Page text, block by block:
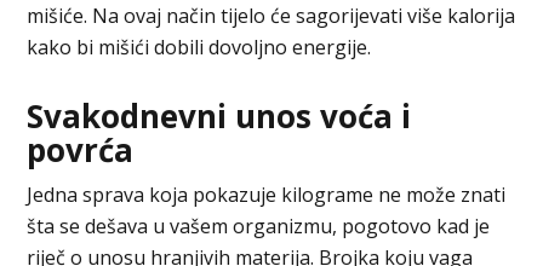
mišiće. Na ovaj način tijelo će sagorijevati više kalorija
kako bi mišići dobili dovoljno energije.
Svakodnevni unos voća i
povrća
Jedna sprava koja pokazuje kilograme ne može znati
šta se dešava u vašem organizmu, pogotovo kad je
riječ o unosu hranjivih materija. Brojka koju vaga